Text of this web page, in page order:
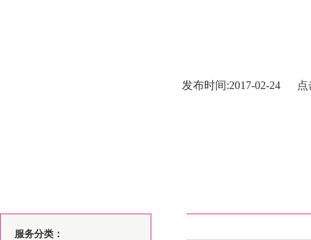
发布时间:2017-02-24 点
服务分类：